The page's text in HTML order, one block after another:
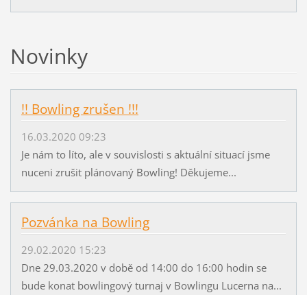
Novinky
!! Bowling zrušen !!!
16.03.2020 09:23
Je nám to líto, ale v souvislosti s aktuální situací jsme
nuceni zrušit plánovaný Bowling! Děkujeme...
Pozvánka na Bowling
29.02.2020 15:23
Dne 29.03.2020 v době od 14:00 do 16:00 hodin se
bude konat bowlingový turnaj v Bowlingu Lucerna na...